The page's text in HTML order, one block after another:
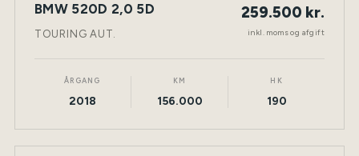
NY BIL DIESEL TØNDER
BMW 520D 2,0 5D
TOURING AUT.
259.500 kr.
inkl. moms og afgift
ÅRGANG
2018
KM
156.000
HK
190